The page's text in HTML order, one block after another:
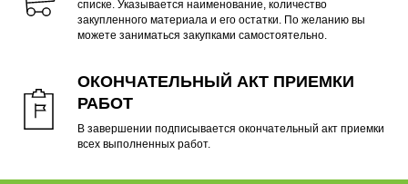
списке. Указывается наименование, количество
закупленного материала и его остатки. По желанию вы
можете заниматься закупками самостоятельно.
ОКОНЧАТЕЛЬНЫЙ АКТ ПРИЕМКИ
РАБОТ
В завершении подписывается окончательный акт приемки
всех выполненных работ.